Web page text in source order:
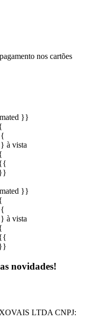
nos cartões
}}
à vista
}}
à vista
novidades!
LTDA CNPJ: